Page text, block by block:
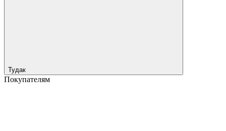
Тудак
Покупателям